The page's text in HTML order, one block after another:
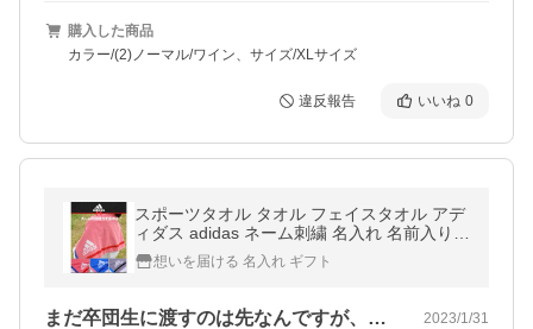
購入した商品
カラー/(2)ノーマル/ワイン、サイズ/XLサイズ
違反報告 いいね 0
スポーツタオル タオル フェイスタオル アデ
ィダス adidas ネーム刺繍 名入れ 名前入り
オリジナル 作成 スポーツ おしゃれ かわいい
ギフト プレゼント
想いを届ける 名入れ ギフト
まだ卒団生に渡すのは先なんですが、刺繍… 2023/1/31